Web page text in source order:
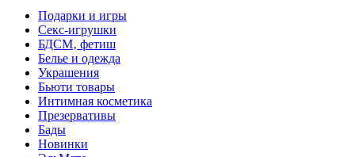
Подарки и игры
Секс-игрушки
БДСМ‚ фетиш
Белье и одежда
Украшения
Бьюти товары
Интимная косметика
Презервативы
Бады
Новинки